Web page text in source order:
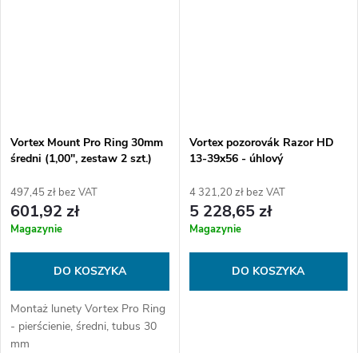
Vortex Mount Pro Ring 30mm
średni (1,00", zestaw 2 szt.)
497,45 zł bez VAT
601,92 zł
Magazynie
DO KOSZYKA
Montaż lunety Vortex Pro Ring
- pierścienie, średni, tubus 30
mm
Vortex pozorovák Razor HD
13-39x56 - úhlový
4 321,20 zł bez VAT
5 228,65 zł
Magazynie
DO KOSZYKA